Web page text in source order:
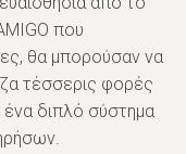
που
θα μπορούσαν να
τέσσερις φορές
διπλό σύστημα